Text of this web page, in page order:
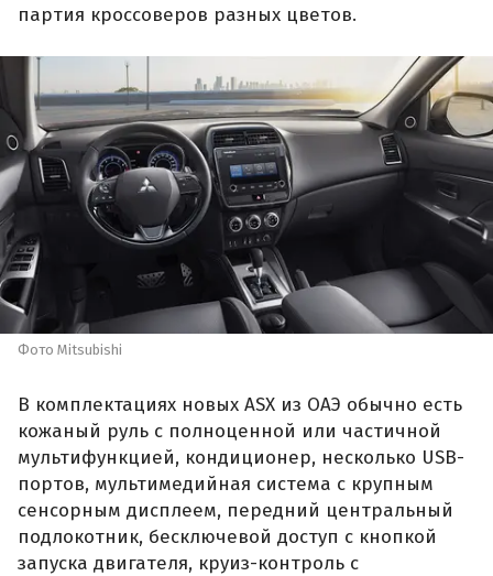
партия кроссоверов разных цветов.
Фото Mitsubishi
В комплектациях новых ASX из ОАЭ обычно есть
кожаный руль с полноценной или частичной
мультифункцией, кондиционер, несколько USB-
портов, мультимедийная система с крупным
сенсорным дисплеем, передний центральный
подлокотник, бесключевой доступ с кнопкой
запуска двигателя, круиз-контроль с